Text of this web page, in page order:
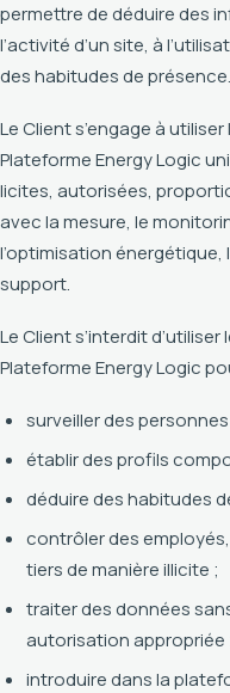
permettre de déduire des
l’activité d’un site, à
des habitudes de présence.
Le Client s’engage à
Plateforme Energy Logic
licites, autorisées,
avec la mesure, le
l’optimisation
support.
Le Client s’interdit
Plateforme Energy Logic
surveiller des personnes
établir des profils
déduire des habitudes
contrôler des
tiers de manière illicite ;
traiter des données
autorisation appropriée
introduire dans la